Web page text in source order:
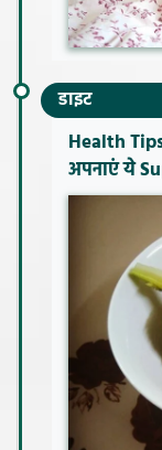
डाइट
Health
अपनाएं ये